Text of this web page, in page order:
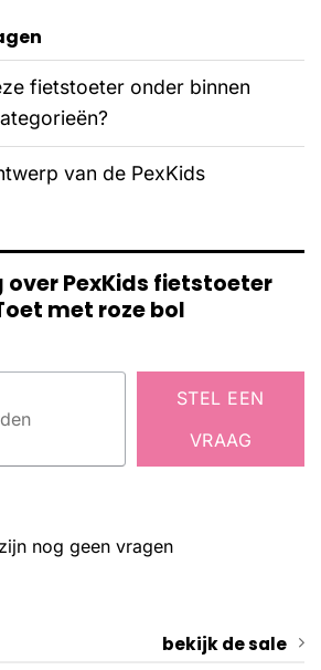
fietstoeter onder binnen
van de PexKids
over PexKids fietstoeter
met roze bol
STEL EEN
VRAAG
nog geen vragen
bekijk de sale